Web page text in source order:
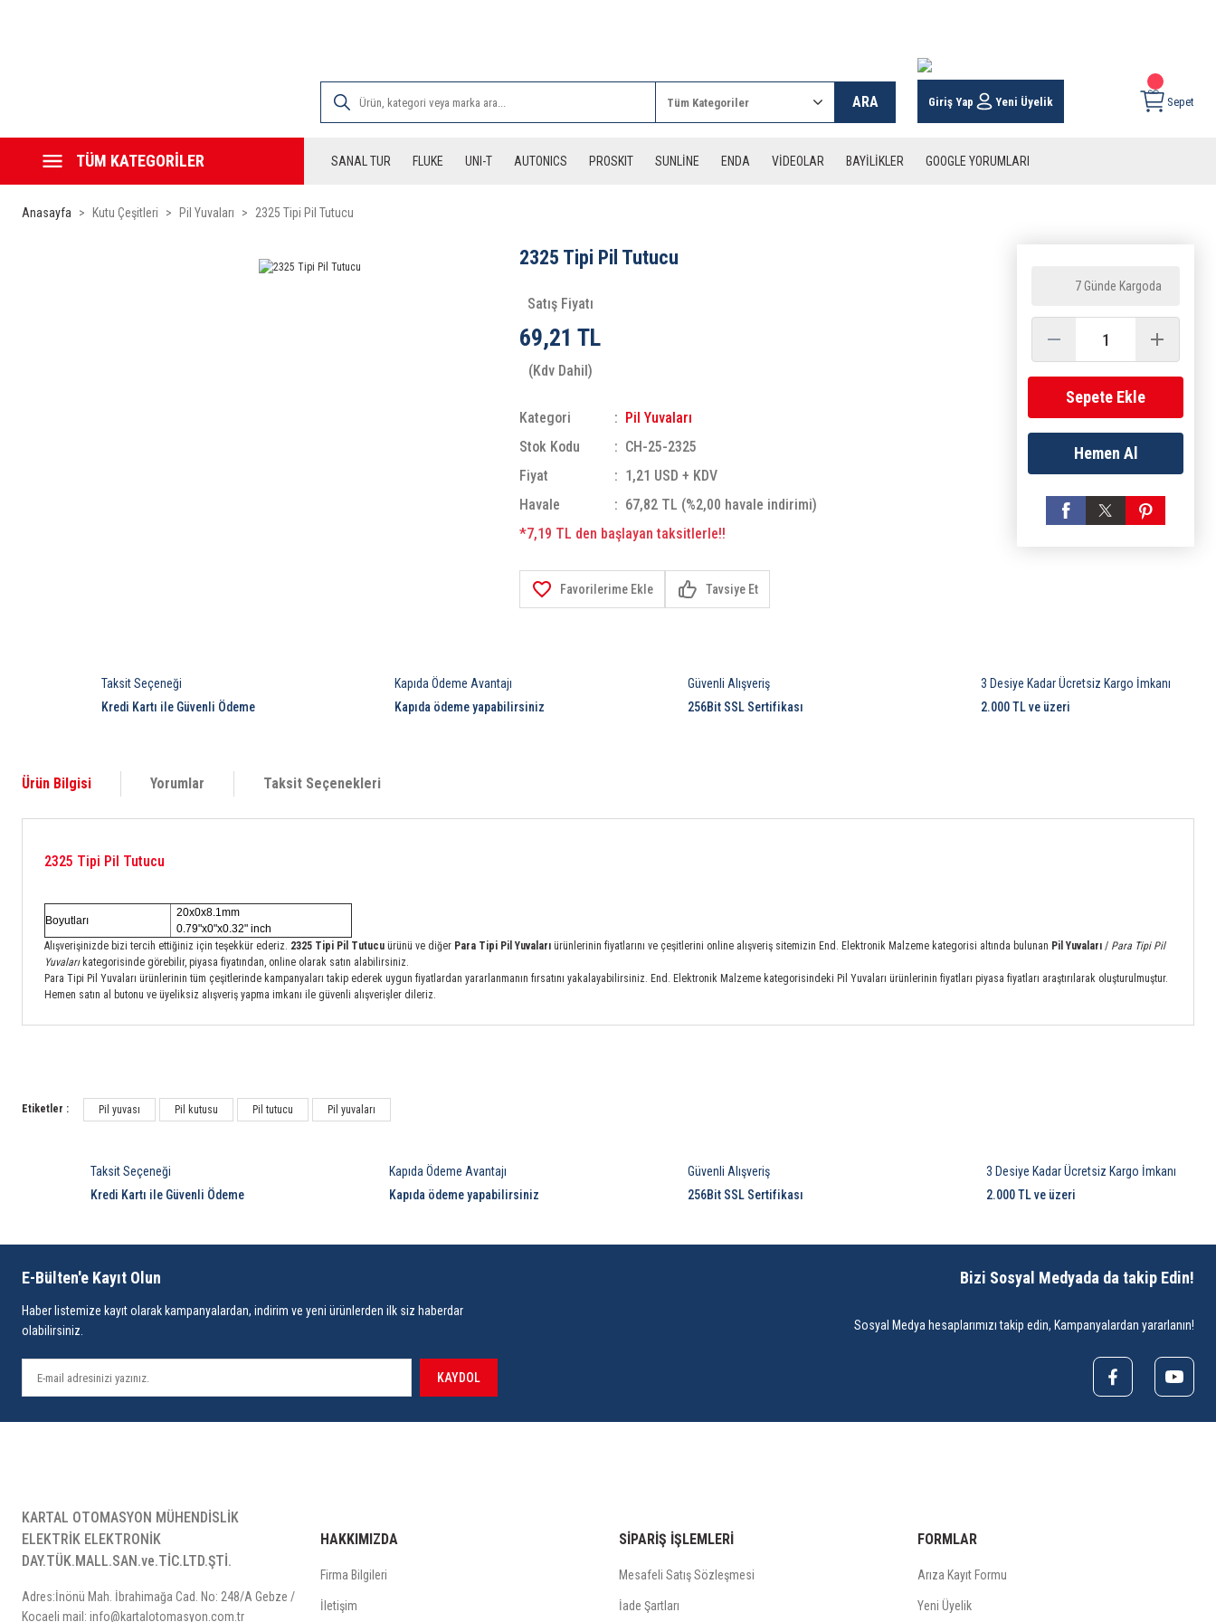
ARA Giriş Yap Yeni Üyelik Sepet
TÜM KATEGORİLER SANAL TUR FLUKE UNI-T AUTONICS PROSKIT SUNLİNE ENDA VİDEOLAR BAYİLİKLER GOOGLE YORUMLARI
Anasayfa Kutu Çeşitleri Pil Yuvaları 2325 Tipi Pil Tutucu
2325 Tipi Pil Tutucu
Satış Fiyatı
69,21 TL
(Kdv Dahil)
Kategori
Pil Yuvaları
Stok Kodu
CH-25-2325
Fiyat
1,21 USD + KDV
Havale
67,82 TL (%2,00 havale indirimi)
*7,19 TL den başlayan taksitlerle!!
Tavsiye Et
7 Günde Kargoda
Sepete Ekle
Hemen Al
3 Desiye Kadar Ücretsiz Kargo İmkanı
2.000 TL ve üzeri
Kapıda Ödeme Avantajı
Kapıda ödeme yapabilirsiniz
Güvenli Alışveriş
256Bit SSL Sertifikası
Taksit Seçeneği
Kredi Kartı ile Güvenli Ödeme
Ürün Bilgisi Yorumlar Taksit Seçenekleri
2325 Tipi Pil Tutucu
Boyutları
20x0x8.1mm
0.79"x0"x0.32" inch
Alışverişinizde bizi tercih ettiğiniz için teşekkür ederiz. 2325 Tipi Pil Tutucu ürünü ve diğer Para Tipi Pil Yuvaları ürünlerinin fiyatlarını ve çeşitlerini online alışveriş sitemizin End. Elektronik Malzeme kategorisi altında bulunan Pil Yuvaları / Para Tipi Pil
Yuvaları kategorisinde görebilir, piyasa fiyatından, online olarak satın alabilirsiniz.
Para Tipi Pil Yuvaları ürünlerinin tüm çeşitlerinde kampanyaları takip ederek uygun fiyatlardan yararlanmanın fırsatını yakalayabilirsiniz. End. Elektronik Malzeme kategorisindeki Pil Yuvaları ürünlerinin fiyatları piyasa fiyatları araştırılarak oluşturulmuştur.
Hemen satın al butonu ve üyeliksiz alışveriş yapma imkanı ile güvenli alışverişler dileriz.
Etiketler : Pil yuvası Pil kutusu Pil tutucu Pil yuvaları
3 Desiye Kadar Ücretsiz Kargo İmkanı
2.000 TL ve üzeri
Kapıda Ödeme Avantajı
Kapıda ödeme yapabilirsiniz
Güvenli Alışveriş
256Bit SSL Sertifikası
Taksit Seçeneği
Kredi Kartı ile Güvenli Ödeme
E-Bülten'e Kayıt Olun
Haber listemize kayıt olarak kampanyalardan, indirim ve yeni ürünlerden ilk siz haberdar
olabilirsiniz.
KAYDOL
Bizi Sosyal Medyada da takip Edin!
Sosyal Medya hesaplarımızı takip edin, Kampanyalardan yararlanın!
KARTAL OTOMASYON MÜHENDİSLİK
ELEKTRİK ELEKTRONİK
DAY.TÜK.MALL.SAN.ve.TİC.LTD.ŞTİ.
Adres:İnönü Mah. İbrahimağa Cad. No: 248/A Gebze /
Kocaeli mail: info@kartalotomasyon.com.tr
HAKKIMIZDA
Firma Bilgileri
İletişim
SİPARİŞ İŞLEMLERİ
Mesafeli Satış Sözleşmesi
İade Şartları
FORMLAR
Arıza Kayıt Formu
Yeni Üyelik